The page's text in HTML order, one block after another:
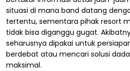
situasi di mana band datang
tertentu, sementara pihak resort
tidak bisa diganggu gugat.
seharusnya dipakai untuk
berdebat atau mencari solusi
maksimal.